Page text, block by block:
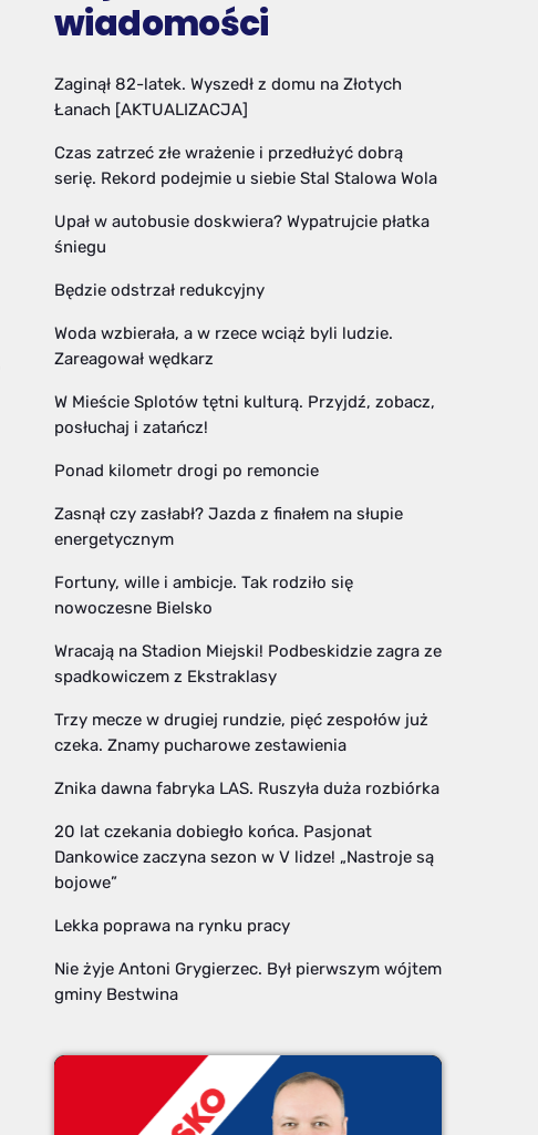
wiadomości
Zaginął 82-latek. Wyszedł z domu na Złotych
Łanach [AKTUALIZACJA]
Czas zatrzeć złe wrażenie i przedłużyć dobrą
serię. Rekord podejmie u siebie Stal Stalowa Wola
Upał w autobusie doskwiera? Wypatrujcie płatka
śniegu
Będzie odstrzał redukcyjny
Woda wzbierała, a w rzece wciąż byli ludzie.
Zareagował wędkarz
W Mieście Splotów tętni kulturą. Przyjdź, zobacz,
posłuchaj i zatańcz!
Ponad kilometr drogi po remoncie
Zasnął czy zasłabł? Jazda z finałem na słupie
energetycznym
Fortuny, wille i ambicje. Tak rodziło się
nowoczesne Bielsko
Wracają na Stadion Miejski! Podbeskidzie zagra ze
spadkowiczem z Ekstraklasy
Trzy mecze w drugiej rundzie, pięć zespołów już
czeka. Znamy pucharowe zestawienia
Znika dawna fabryka LAS. Ruszyła duża rozbiórka
20 lat czekania dobiegło końca. Pasjonat
Dankowice zaczyna sezon w V lidze! „Nastroje są
bojowe”
Lekka poprawa na rynku pracy
Nie żyje Antoni Grygierzec. Był pierwszym wójtem
gminy Bestwina